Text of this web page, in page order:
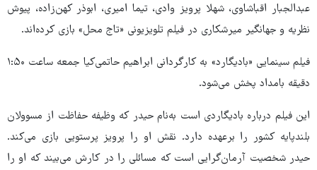
عبدالجبار اقباشاوی، شهلا پرویز وادی، تیما امیری، ابوذر کهن‌زاده، پیوش
نظریه و جهانگیر میرشکاری در فیلم تلویزیونی «تاج محل» بازی کرده‌اند.
فیلم سینمایی «بادیگارد» به کارگردانی ابراهیم حاتمی‌کیا جمعه ساعت ۱:۵۰
دقیقه بامداد پخش می‌شود.
این فیلم درباره‌ بادیگاردی است به‌نام حیدر که وظیفه‌ حفاظت از مسوولان
بلندپایه کشور را برعهده دارد. نقش او را پرویز پرستویی بازی می‌کند.
حیدر شخصیت آرمان‌گرایی است که مسائلی را در کارش می‌بیند که او را